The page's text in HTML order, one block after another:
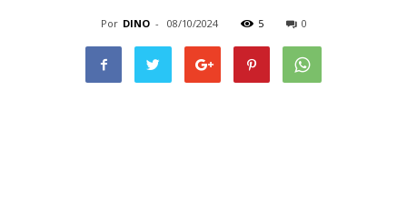
Por DINO - 08/10/2024 5 0